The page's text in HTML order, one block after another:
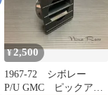
キングシューズ フット
¥2,500
1967-72 シボレー
P/U GMC ピックアッ